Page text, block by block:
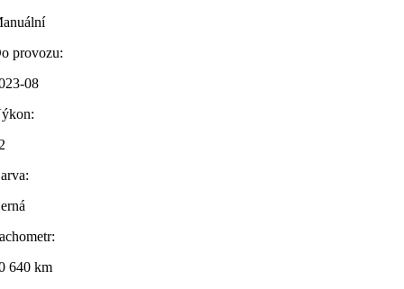
provozu:
08
640 km